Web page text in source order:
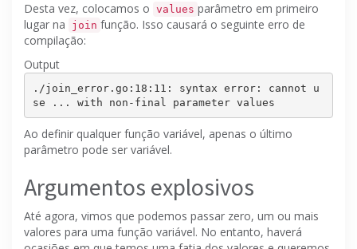
Desta vez, colocamos o values parâmetro em primeiro
lugar na
join função. Isso causará o seguinte erro de
compilação:
Output
./join_error.go:18:11: syntax error: cannot u
Ao definir qualquer função variável, apenas o último
parâmetro pode ser variável.
Argumentos explosivos
Até agora, vimos que podemos passar zero, um ou mais
valores para uma função variável. No entanto, haverá